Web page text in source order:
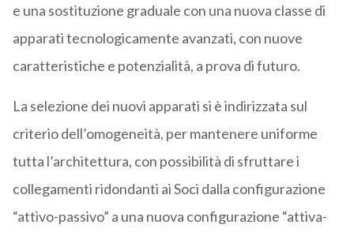
e una sostituzione graduale con una nuova classe di
apparati tecnologicamente avanzati, con nuove
caratteristiche e potenzialità, a prova di futuro.
La selezione dei nuovi apparati si è indirizzata sul
criterio dell’omogeneità, per mantenere uniforme
tutta l’architettura, con possibilità di sfruttare i
collegamenti ridondanti ai Soci dalla configurazione
“attivo-passivo” a una nuova configurazione “attiva-